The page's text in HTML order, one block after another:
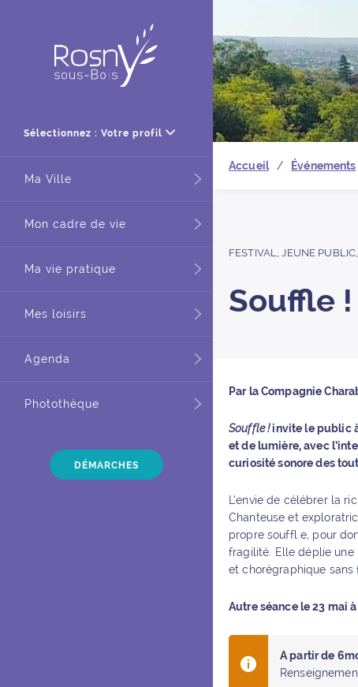
Retour
Sélectionnez : Votre profil
Ma Ville
Mon cadre de vie
Ma vie pratique
Mes loisirs
Agenda
Photothèque
DÉMARCHES
Accueil Événements
FESTIVAL,JEUNE PUBLIC
Souffle !
Par la Compagnie
Souffle !invite le public
et de lumière, avec
curiosité sonore des
L’envie de célébrer la
Chanteuse et
propre souffl e, pour
fragilité. Elle déplie
et chorégraphique sans
Autre séance le 23 mai à
A partir de